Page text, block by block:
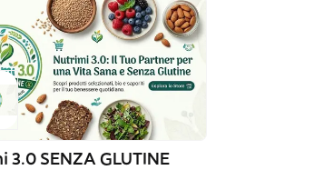
3.0 SENZA GLUTINE